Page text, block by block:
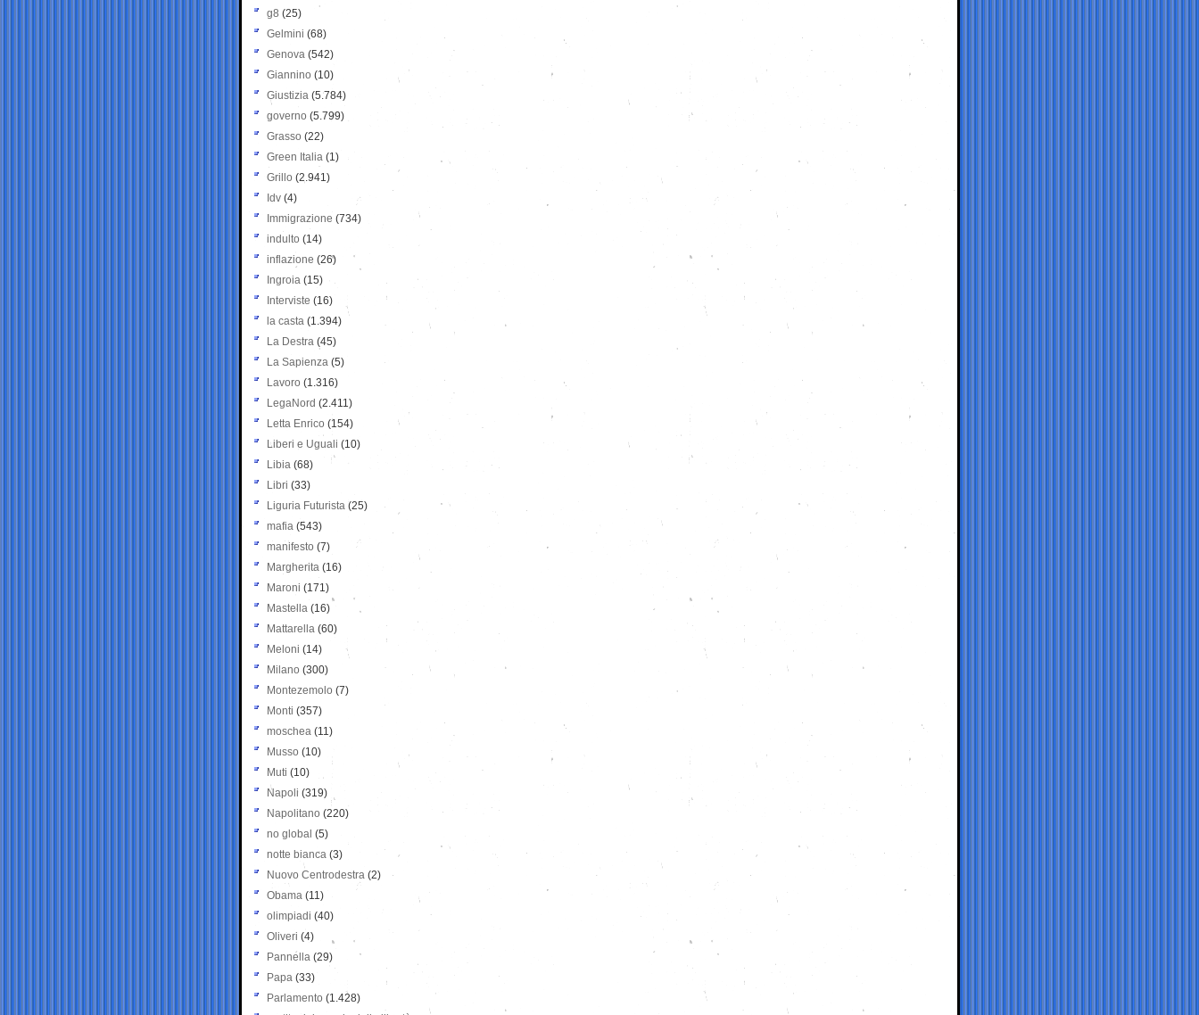
g8 (25)
Gelmini (68)
Genova (542)
Giannino (10)
Giustizia (5.784)
governo (5.799)
Grasso (22)
Green Italia (1)
Grillo (2.941)
Idv (4)
Immigrazione (734)
indulto (14)
inflazione (26)
Ingroia (15)
Interviste (16)
la casta (1.394)
La Destra (45)
La Sapienza (5)
Lavoro (1.316)
LegaNord (2.411)
Letta Enrico (154)
Liberi e Uguali (10)
Libia (68)
Libri (33)
Liguria Futurista (25)
mafia (543)
manifesto (7)
Margherita (16)
Maroni (171)
Mastella (16)
Mattarella (60)
Meloni (14)
Milano (300)
Montezemolo (7)
Monti (357)
moschea (11)
Musso (10)
Muti (10)
Napoli (319)
Napolitano (220)
no global (5)
notte bianca (3)
Nuovo Centrodestra (2)
Obama (11)
olimpiadi (40)
Oliveri (4)
Pannella (29)
Papa (33)
Parlamento (1.428)